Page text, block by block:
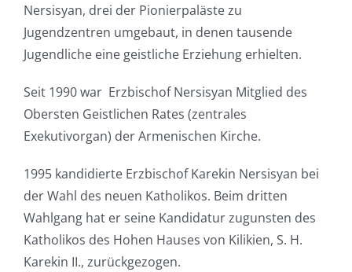
Nersisyan, drei der Pionierpaläste zu
Jugendzentren umgebaut, in denen tausende
Jugendliche eine geistliche Erziehung erhielten.
Seit 1990 war Erzbischof Nersisyan Mitglied des
Obersten Geistlichen Rates (zentrales
Exekutivorgan) der Armenischen Kirche.
1995 kandidierte Erzbischof Karekin Nersisyan bei
der Wahl des neuen Katholikos. Beim dritten
Wahlgang hat er seine Kandidatur zugunsten des
Katholikos des Hohen Hauses von Kilikien, S. H.
Karekin II., zurückgezogen.